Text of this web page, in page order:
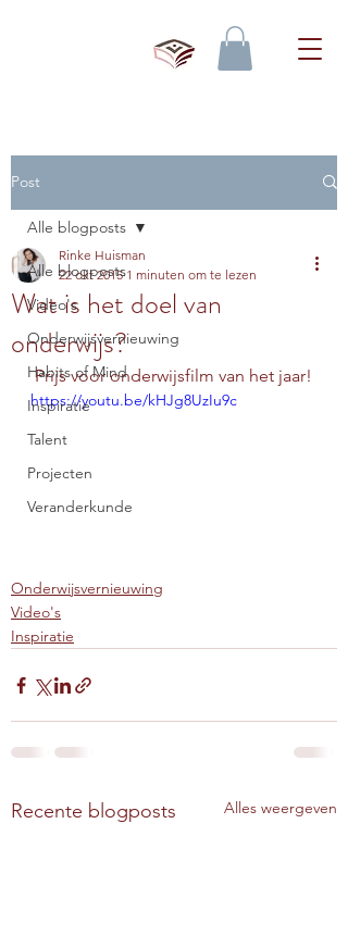
Post
Alle blogposts
Video's
Onderwijsvernieuwing
Habits of Mind
Inspiratie
Talent
Projecten
Veranderkunde
Alle blogposts
Wat is het doel van
onderwijs?
Rinke Huisman
22 okt 2015 1 minuten om te lezen
Prijs voor onderwijsfilm van het jaar!
https://youtu.be/kHJg8UzIu9c
Onderwijsvernieuwing
Video's
Inspiratie
Recente blogposts Alles weergeven